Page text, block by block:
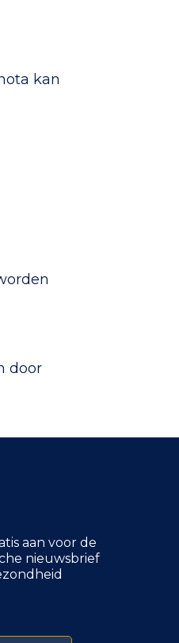
kan
door
aan voor de
nieuwsbrief